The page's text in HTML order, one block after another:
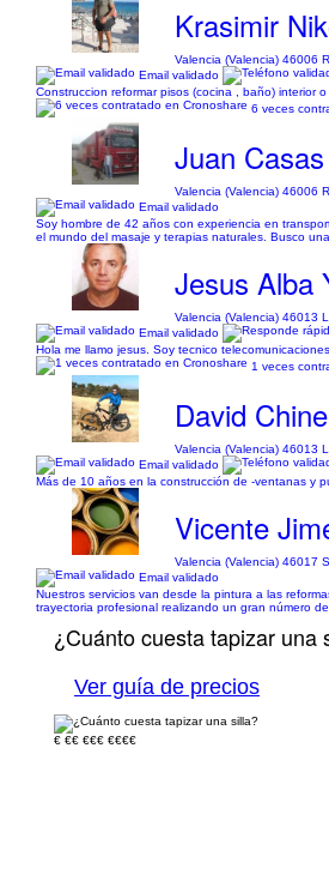
Krasimir
Valencia (Valencia) 46006
Email validado
Construccion reformar pisos (cocina , baño) interior
6 veces
Juan
Valencia (Valencia) 46006
Email validado
Soy hombre de 42 años con experiencia en
el mundo del masaje y terapias naturales. Busco
Jesus Alba
Valencia (Valencia) 46013
Email validado
Hola me llamo jesus. Soy tecnico
1 veces
David
Valencia (Valencia) 46013
Email validado
Más de 10 años en la construcción de -ventanas y
Vicente
Valencia (Valencia) 46017
Email validado
Nuestros servicios van desde la pintura a las
trayectoria profesional realizando un gran número
¿Cuánto cuesta tapizar una
Ver guía de precios
€ €€ €€€ €€€€